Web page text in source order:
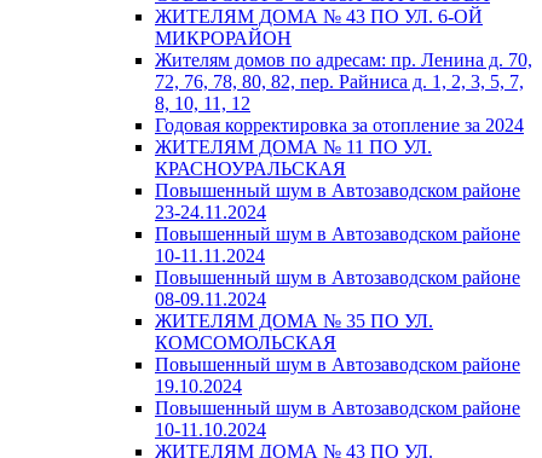
ЖИТЕЛЯМ ДОМА № 43 ПО УЛ. 6-ОЙ
МИКРОРАЙОН
Жителям домов по адресам: пр. Ленина д. 70,
72, 76, 78, 80, 82, пер. Райниса д. 1, 2, 3, 5, 7,
8, 10, 11, 12
Годовая корректировка за отопление за 2024
ЖИТЕЛЯМ ДОМА № 11 ПО УЛ.
КРАСНОУРАЛЬСКАЯ
Повышенный шум в Автозаводском районе
23-24.11.2024
Повышенный шум в Автозаводском районе
10-11.11.2024
Повышенный шум в Автозаводском районе
08-09.11.2024
ЖИТЕЛЯМ ДОМА № 35 ПО УЛ.
КОМСОМОЛЬСКАЯ
Повышенный шум в Автозаводском районе
19.10.2024
Повышенный шум в Автозаводском районе
10-11.10.2024
ЖИТЕЛЯМ ДОМА № 43 ПО УЛ.